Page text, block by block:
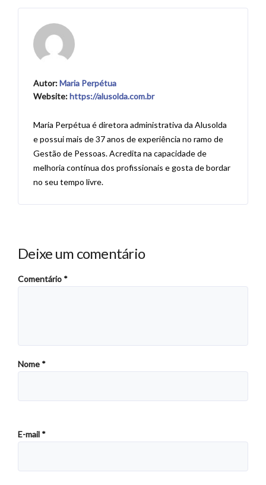
Autor:Maria Perpétua
Website:https://alusolda.com.br
Maria Perpétua é diretora administrativa da Alusolda
e possui mais de 37 anos de experiência no ramo de
Gestão de Pessoas. Acredita na capacidade de
melhoria contínua dos profissionais e gosta de bordar
no seu tempo livre.
Deixe um comentário
Comentário *
Nome *
E-mail *